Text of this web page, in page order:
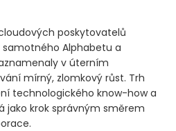
poskytovatelů
Alphabetu a
v úterním
mírný, zlomkový růst. Trh
technologického know-how a
jako krok správným směrem